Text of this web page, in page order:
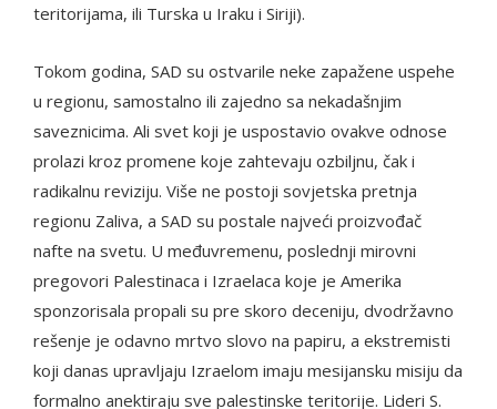
teritorijama, ili Turska u Iraku i Siriji).
Tokom godina, SAD su ostvarile neke zapažene uspehe
u regionu, samostalno ili zajedno sa nekadašnjim
saveznicima. Ali svet koji je uspostavio ovakve odnose
prolazi kroz promene koje zahtevaju ozbiljnu, čak i
radikalnu reviziju. Više ne postoji sovjetska pretnja
regionu Zaliva, a SAD su postale najveći proizvođač
nafte na svetu. U međuvremenu, poslednji mirovni
pregovori Palestinaca i Izraelaca koje je Amerika
sponzorisala propali su pre skoro deceniju, dvodržavno
rešenje je odavno mrtvo slovo na papiru, a ekstremisti
koji danas upravljaju Izraelom imaju mesijansku misiju da
formalno anektiraju sve palestinske teritorije. Lideri S.